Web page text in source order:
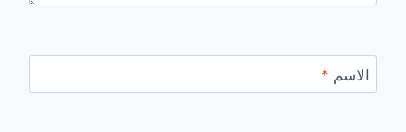
الاسم *